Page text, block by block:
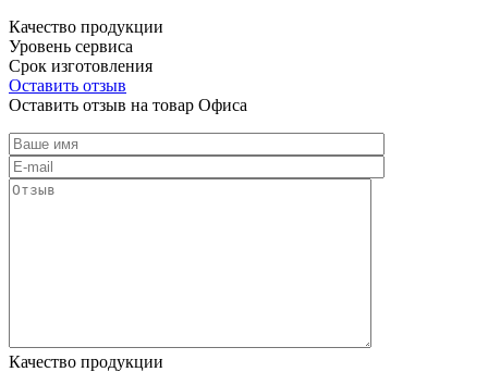
Качество продукции
Уровень сервиса
Срок изготовления
Оставить отзыв
Оставить отзыв на товар Офиса
Качество продукции